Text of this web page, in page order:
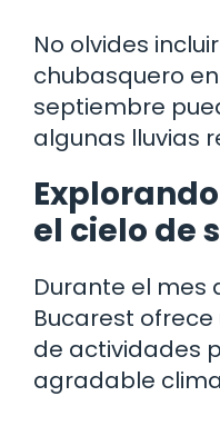
No olvides
chubasquero
septiembre
algunas lluvias
el cielo de
Durante el mes
Bucarest
de actividades
agradable